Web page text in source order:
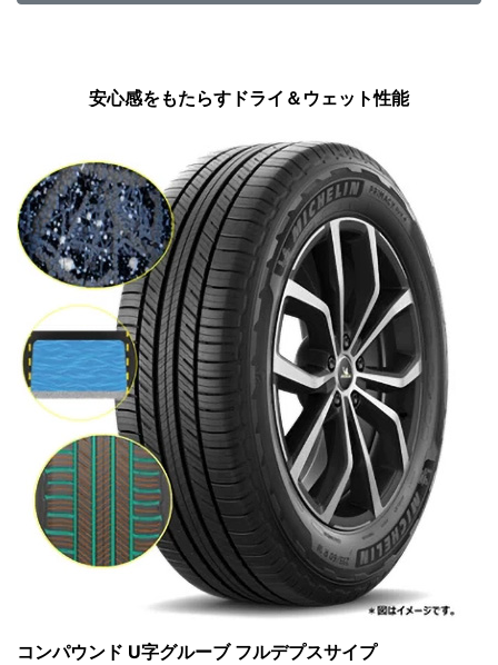
安心感をもたらすドライ＆ウェット性能
コンパウンド U字グルーブ フルデプスサイプ